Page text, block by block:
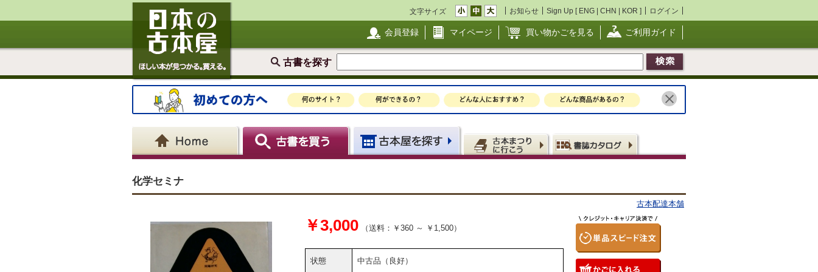
文字サイズ お知らせ Sign Up [ ENG | CHN | KOR ] ログイン
会員登録 マイページ 買い物かごを見る ご利用ガイド
古書を探す
化学セミナ
古本配達本舗
￥3,000 （送料：￥360 ～ ￥1,500）
状態 中古品（良好）